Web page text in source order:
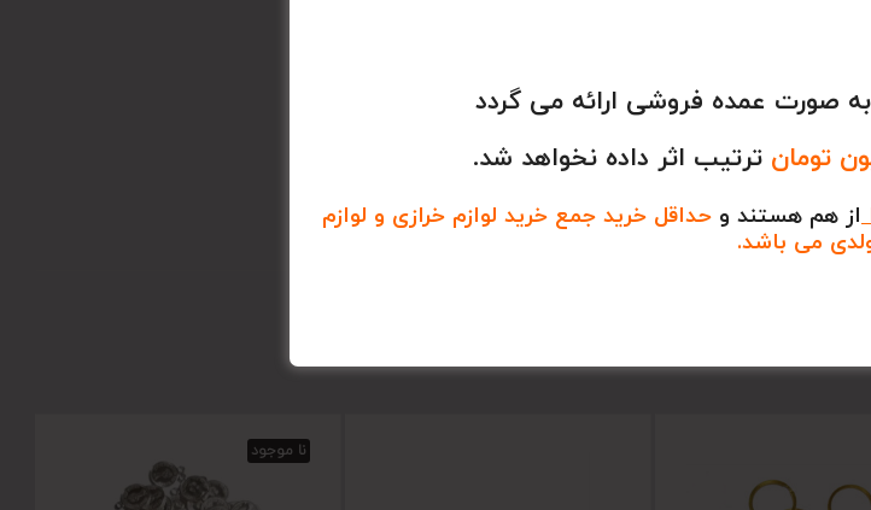
نا موجود
صورت عمده فروشی ارائه می گردد
تومان ترتیب اثر داده نخواهد شد.
از هم هستند و حداقل خرید جمع خرید لوازم خرازی و لوازم
می باشد.